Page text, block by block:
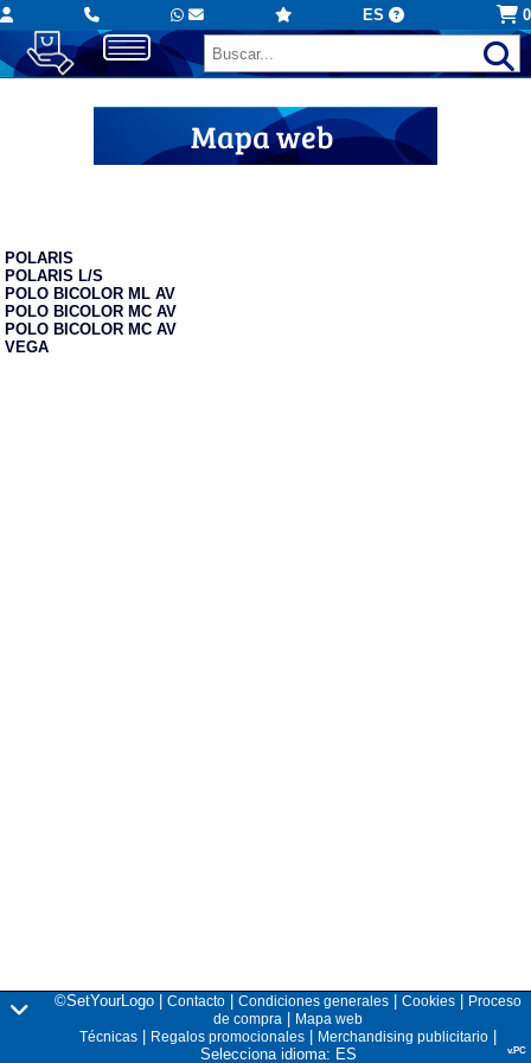
ES 0
Mapa web
POLARIS
POLARIS L/S
POLO BICOLOR ML AV
POLO BICOLOR MC AV
POLO BICOLOR MC AV
VEGA
©SetYourLogo | Contacto| Condiciones generales| Cookies|
Proceso
de compra|
Mapa web
Técnicas| Regalos promocionales| Merchandising publicitario|
Selecciona idioma: ES
v.PC